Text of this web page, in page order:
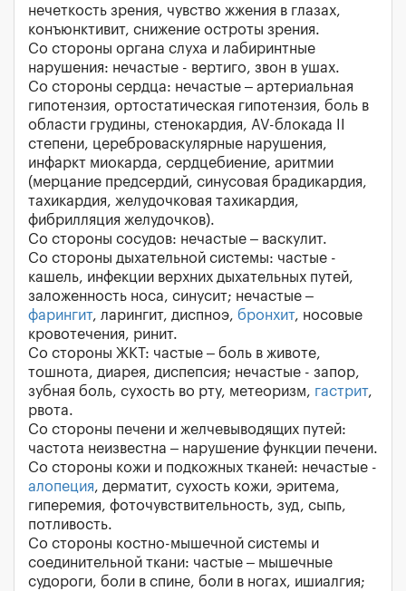
нечеткость зрения, чувство жжения в глазах,
конъюнктивит, снижение остроты зрения.
Со стороны органа слуха и лабиринтные
нарушения: нечастые - вертиго, звон в ушах.
Со стороны сердца: нечастые – артериальная
гипотензия, ортостатическая гипотензия, боль в
области грудины, стенокардия, AV-блокада II
степени, цереброваскулярные нарушения,
инфаркт миокарда, сердцебиение, аритмии
(мерцание предсердий, синусовая брадикардия,
тахикардия, желудочковая тахикардия,
фибрилляция желудочков).
Cо стороны сосудов: нечастые – васкулит.
Cо стороны дыхательной системы: частые -
кашель, инфекции верхних дыхательных путей,
заложенность носа, синусит; нечастые –
фарингит, ларингит, диспноэ, бронхит, носовые
кровотечения, ринит.
Cо стороны ЖКТ: частые – боль в животе,
тошнота, диарея, диспепсия; нечастые - запор,
зубная боль, сухость во рту, метеоризм, гастрит,
рвота.
Со стороны печени и желчевыводящих путей:
частота неизвестна – нарушение функции печени.
Со стороны кожи и подкожных тканей: нечастые -
алопеция, дерматит, сухость кожи, эритема,
гиперемия, фоточувствительность, зуд, сыпь,
потливость.
Со стороны костно-мышечной системы и
соединительной ткани: частые – мышечные
судороги, боли в спине, боли в ногах, ишиалгия;